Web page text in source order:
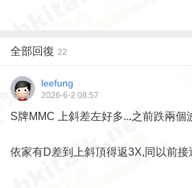
全部回復 22
leefung
2026-6-2 08:57
S牌MMC 上斜差左好多...之前跌兩個
依家有D差到上斜頂得返3X,同以前接